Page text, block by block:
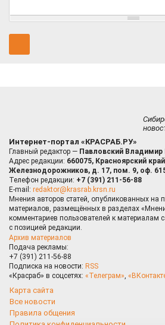
Интернет-портал «КРАСРАБ.РУ»
Главный редактор — Павловский Владимир
Адрес редакции: 660075, Красноярский
Железнодорожников, д. 17, пом. 9, оф.
Телефон редакции: +7 (391) 211-56-88
E-mail: redaktor@krasrab.krsn.ru
Мнения авторов статей, опубликованных на
материалов, размещённых в разделах
комментариев пользователей к материалам
с позицией редакции.
Архив материалов
Подача рекламы:
+7 (391) 211-56-88
Подписка на новости: RSS
«Красраб» в соцсетях: «Телеграм»,
Карта сайта
Все новости
Правила общения